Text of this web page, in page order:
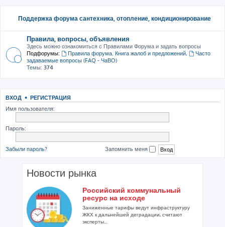
Поддержка форума сантехника, отопление, кондиционирование
Правила, вопросы, объявления
Здесь можно ознакомиться с Правилами Форума и задать вопросы
Подфорумы:
Правила форума. Книга жалоб и предложений,
Часто
задаваемые вопросы (FAQ - ЧаВО)
Темы: 374
ВХОД • РЕГИСТРАЦИЯ
Имя пользователя:
Пароль:
Забыли пароль? Запомнить меня
Новости рынка
Российский коммунальный
ресурс на исходе
Заниженные тарифы ведут инфраструктуру
ЖКХ к дальнейшей деградации, считают
эксперты...